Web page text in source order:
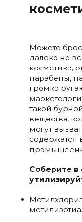
Можете
далеко не
косметике,
парабены,
громко
такой
вещества,
могут
содержатся
Соберите в